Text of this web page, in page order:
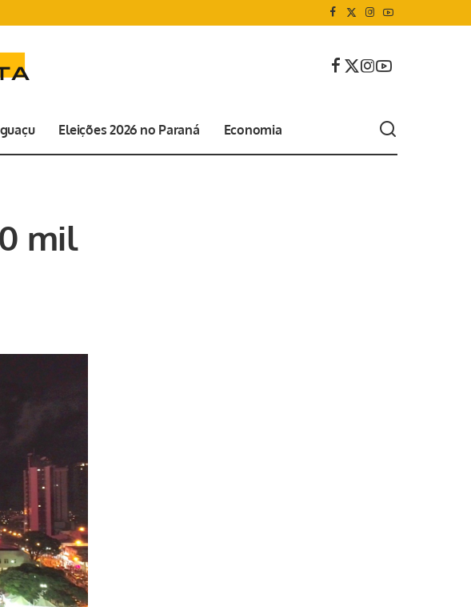
Eleições 2026 no Paraná Economia
mil